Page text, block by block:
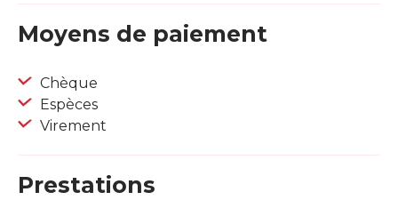
Moyens de paiement
Chèque
Espèces
Virement
Prestations